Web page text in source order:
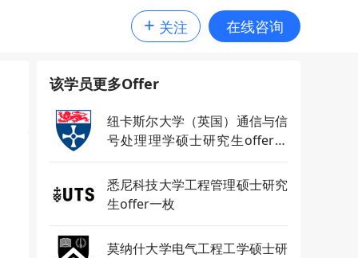
+ 关注 在线咨询
该学员更多Offer
纽卡斯尔大学（英国）通信与信
号处理理学硕士研究生offer一
枚
悉尼科技大学工程管理硕士研究
生offer一枚
莫纳什大学电气工程工学硕士研